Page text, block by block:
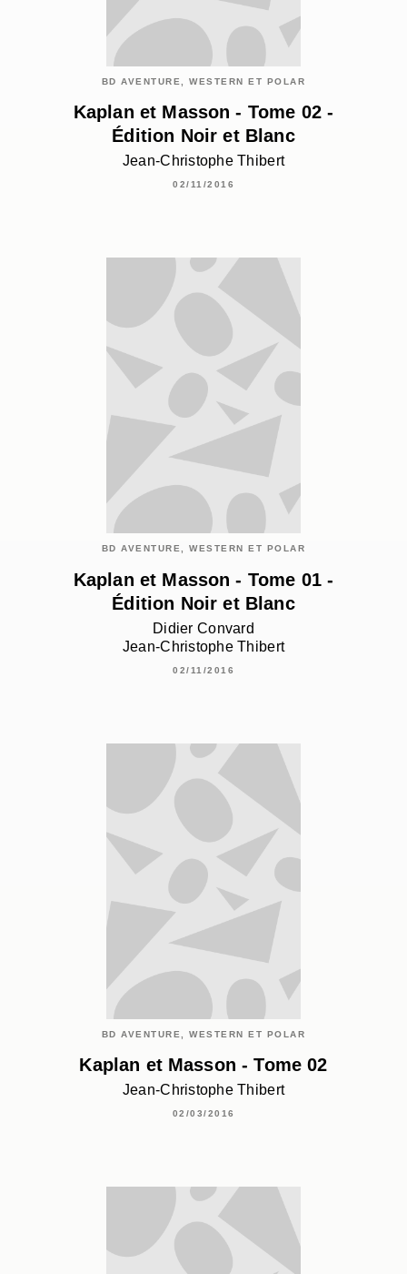
BD AVENTURE, WESTERN ET POLAR
Kaplan et Masson - Tome 02 -
Édition Noir et Blanc
Jean-Christophe Thibert
02/11/2016
BD AVENTURE, WESTERN ET POLAR
Kaplan et Masson - Tome 01 -
Édition Noir et Blanc
Didier Convard
Jean-Christophe Thibert
02/11/2016
BD AVENTURE, WESTERN ET POLAR
Kaplan et Masson - Tome 02
Jean-Christophe Thibert
02/03/2016